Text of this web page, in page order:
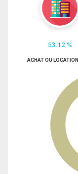
53.12 %
ACHAT OU LOCATION